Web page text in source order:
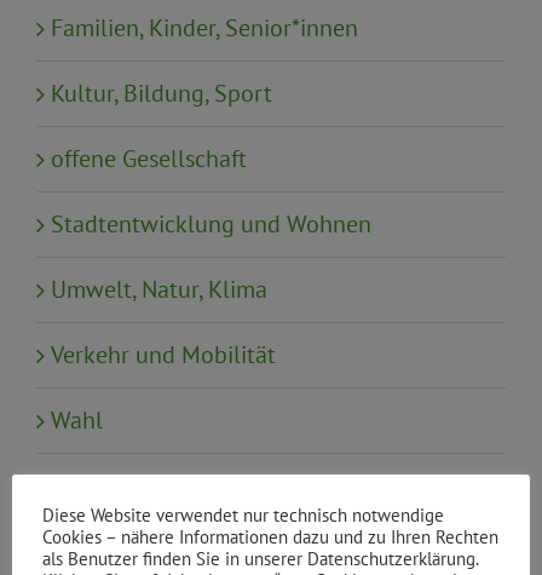
Familien, Kinder, Senior*innen
Kultur, Bildung, Sport
offene Gesellschaft
Stadtentwicklung und Wohnen
Umwelt, Natur, Klima
Verkehr und Mobilität
Wahl
Wirtschaft, Tourismus, Finanzen
Diese Website verwendet nur technisch notwendige
Cookies – nähere Informationen dazu und zu Ihren Rechten
als Benutzer finden Sie in unserer Datenschutzerklärung.